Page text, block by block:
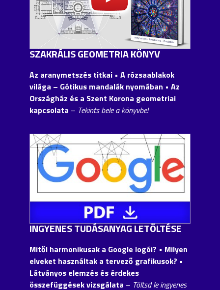
SZAKRÁLIS GEOMETRIA KÖNYV
Az aranymetszés titkai • A rózsaablakok
világa – Gótikus mandalák nyomában • Az
Országház és a Szent Korona geometriai
kapcsolata – Tekints bele a könyvbe!
INGYENES TUDÁSANYAG LETÖLTÉSE
Mitől harmonikusak a Google logói? • Milyen
elveket használtak a tervező grafikusok? •
Látványos elemzés és érdekes
összefüggések vizsgálata – Töltsd le ingyenes